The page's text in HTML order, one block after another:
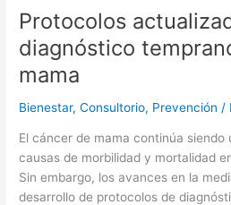
Protocolos
diagnóstico
mama
Bienestar,Consultorio, Prevención /
El cáncer de mama continúa siendo
causas de morbilidad y mortalidad
Sin embargo, los avances en la
desarrollo de protocolos de